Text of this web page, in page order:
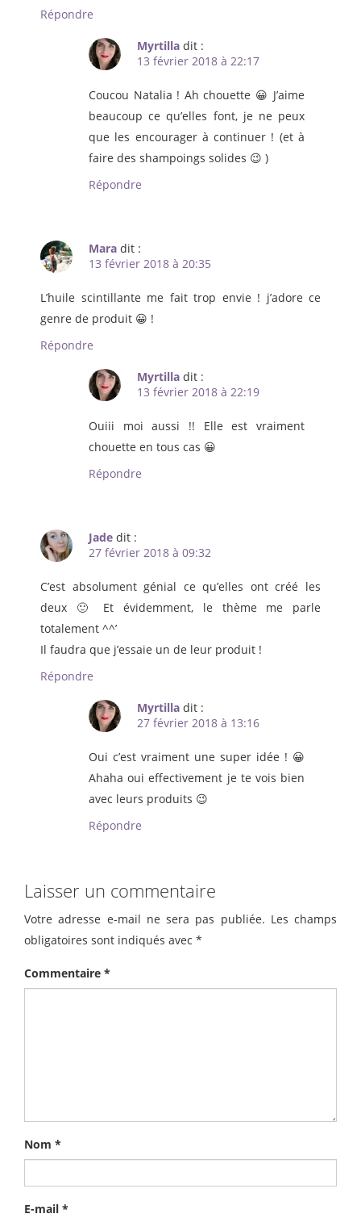
Répondre
Myrtilla dit :
13 février 2018 à 22:17
Coucou Natalia ! Ah chouette 😀 J’aime
beaucoup ce qu’elles font, je ne peux
que les encourager à continuer ! (et à
faire des shampoings solides 😉 )
Répondre
Mara dit :
13 février 2018 à 20:35
L’huile scintillante me fait trop envie ! j’adore ce
genre de produit 😀 !
Répondre
Myrtilla dit :
13 février 2018 à 22:19
Ouiii moi aussi !! Elle est vraiment
chouette en tous cas 😀
Répondre
Jade dit :
27 février 2018 à 09:32
C’est absolument génial ce qu’elles ont créé les
deux 🙂 Et évidemment, le thème me parle
totalement ^^’
Il faudra que j’essaie un de leur produit !
Répondre
Myrtilla dit :
27 février 2018 à 13:16
Oui c’est vraiment une super idée ! 😀
Ahaha oui effectivement je te vois bien
avec leurs produits 😉
Répondre
Laisser un commentaire
Votre adresse e-mail ne sera pas publiée. Les champs
obligatoires sont indiqués avec *
Commentaire *
Nom *
E-mail *